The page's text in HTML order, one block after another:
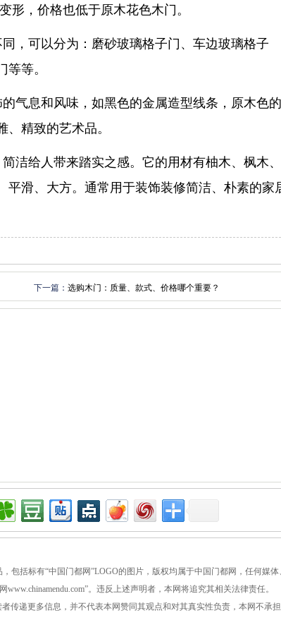
形，价格也低于原木花色木门。
，可以分为：磨砂玻璃格子门、车边玻璃格子
等。
气息和风味，如黑色的金属造型线条，原木色的
精致的艺术品。
洁给人带来踏实之感。它的用材有柚木、枫木、
平滑、大方。通常用于装饰装修简洁、朴素的家
下一篇： 选购木门：质量、款式、价格哪个重要？
，包括标有“中国门都网”LOGO的图片，版权均属于中国门都网，任何媒体
。违反上述声明者，本网将追究其相关法律责任。
传递更多信息，并不代表本网赞同其观点和对其真实性负责，本网不承